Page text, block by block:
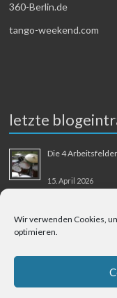
Wir verwenden Cookies,
optimieren.
360-Berlin.de
tango-weekend.com
letzte
Die 4
15. April 2026
31. August 2025
Berliner